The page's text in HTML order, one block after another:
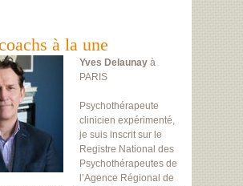
à la une
Yves Delaunay à
PARIS
Psychothérapeute
clinicien expérimenté,
je suis inscrit sur le
Registre National des
Psychothérapeutes de
l’Agence Régional de